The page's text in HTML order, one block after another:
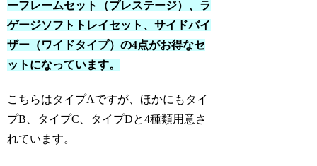
ーフレームセット（プレステージ）、ラ
ゲージソフトトレイセット、サイドバイ
ザー（ワイドタイプ）の4点がお得なセ
ットになっています。
こちらはタイプAですが、ほかにもタイ
プB、タイプC、タイプDと4種類用意さ
れています。